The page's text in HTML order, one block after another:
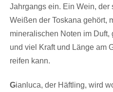
Jahrgangs ein. Ein Wein, der
Weißen der Toskana gehört,
mineralischen Noten im Duft,
und viel Kraft und Länge am
reifen kann.
Gianluca, der Häftling, wird